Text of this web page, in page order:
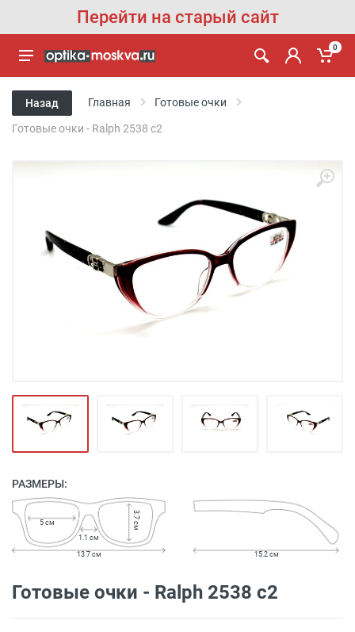
Перейти на старый сайт
0
Назад Главная Готовые очки
Готовые очки - Ralph 2538 с2
РАЗМЕРЫ:
1.1 см
5 см 3.7 см
13.7 см 15.2 см
Готовые очки - Ralph 2538 с2